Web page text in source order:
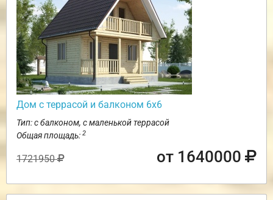
Дом с террасой и балконом 6х6
Тип: с балконом, с маленькой террасой
Общая площадь: 2
1721950 от 1640000